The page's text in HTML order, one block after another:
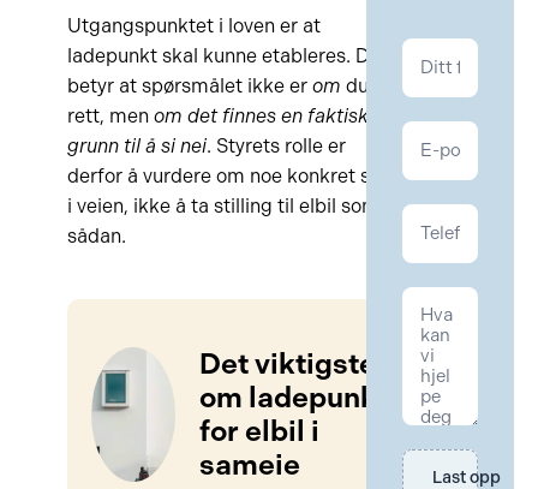
Styrets rett til å stille vilkår
Hva bør du gjøre før du søker om
ladepunkt?
Slik går du frem for å få
ladepunkt i sameiet [Sjekkliste]
advokat?
Snakk med en advokat
Andre relevante saker
Utgangspunktet i loven er at
ladepunkt skal kunne etableres. Det
betyr at spørsmålet ikke er om du har
rett, men om det finnes en faktisk
grunn til å si nei. Styrets rolle er
derfor å vurdere om noe konkret står
i veien, ikke å ta stilling til elbil som
sådan.
Det viktigste
om ladepunkt
for elbil i
sameie
Kontakt
Last opp